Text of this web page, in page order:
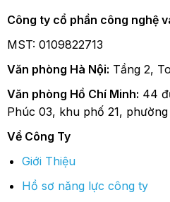
Công ty cổ phần công nghệ
MST: 0109822713
Văn phòng Hà Nội: Tầng 2,
Văn phòng Hồ Chí Minh: 44
Phúc 03, khu phố 21,
Về Công Ty
Giới Thiệu
Hồ sơ năng lực công ty